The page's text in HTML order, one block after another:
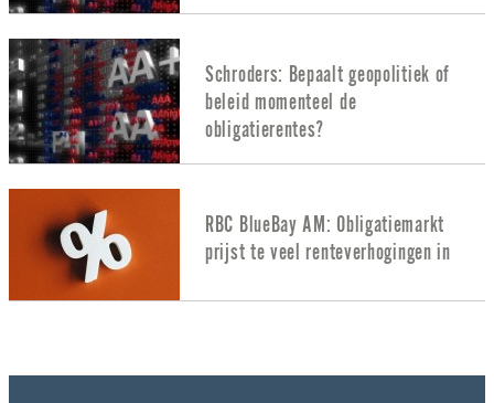
Schroders: Bepaalt geopolitiek of
beleid momenteel de
obligatierentes?
RBC BlueBay AM: Obligatiemarkt
prijst te veel renteverhogingen in